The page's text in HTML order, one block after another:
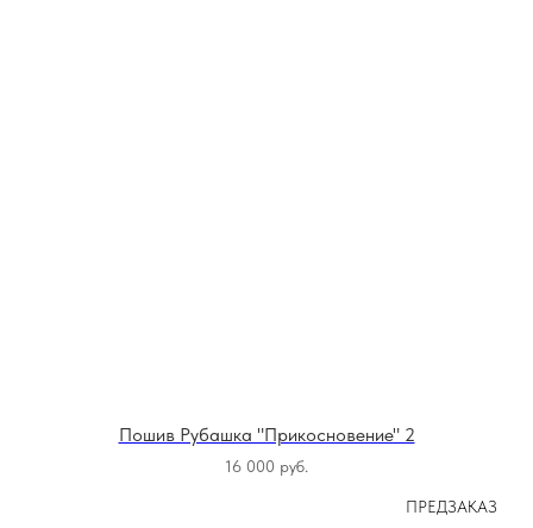
Пошив Рубашка "Прикосновение" 2
16 000 руб.
ПРЕДЗАКАЗ